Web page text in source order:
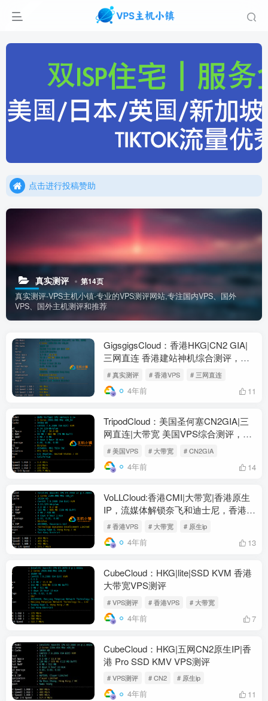
点击加入官方TG频道/聊天群
点击进行投稿赞助
点击加入官方TG频道/聊天群
真实测评 第14页
真实测评-VPS主机小镇-专业的VPS测评网站,专注国内VPS、国外
VPS、国外主机测评和推荐
GigsgigsCloud：香港HKG|CN2 GIA|
三网直连 香港建站神机综合测评，附
带GigsgigsCloud优惠码
# 真实测评 # 香港VPS # 三网直连
4年前 11
TripodCloud：美国圣何塞CN2GIA|三
网直连|大带宽 美国VPS综合测评，
TripodCloud到底好不好？
# 美国VPS # 大带宽 # CN2GIA
4年前 14
VoLLCloud:香港CMI|大带宽|香港原生
IP，流媒体解锁奈飞和迪士尼，香港
VPS综合测评
# 香港VPS # 大带宽 # 原生ip
4年前 13
CubeCloud：HKG|lite|SSD KVM 香港
大带宽VPS测评
# VPS测评 # 香港VPS # 大带宽
4年前 7
CubeCloud：HKG|五网CN2原生IP|香
港 Pro SSD KMV VPS测评
# VPS测评 # CN2 # 原生ip
4年前 11